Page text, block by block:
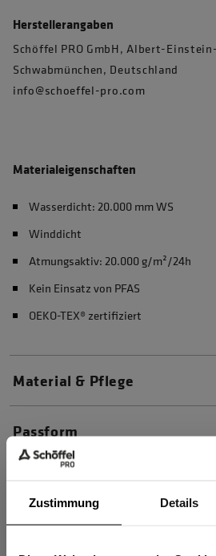
Zustimmung Details
Herstellerangaben
Schöffel PRO GmbH, Albert-
Schwabmünchen, Deutschland
info@schoeffel-pro.com
Materialeigenschaften
Wasserdicht: 20.000 mm WS
Winddicht
Atmungsaktiv: 20.000 g/m²/24h
Kein Einsatz von PFAS
OEKO-TEX® zertifiziert
Material & Pflege
Passform